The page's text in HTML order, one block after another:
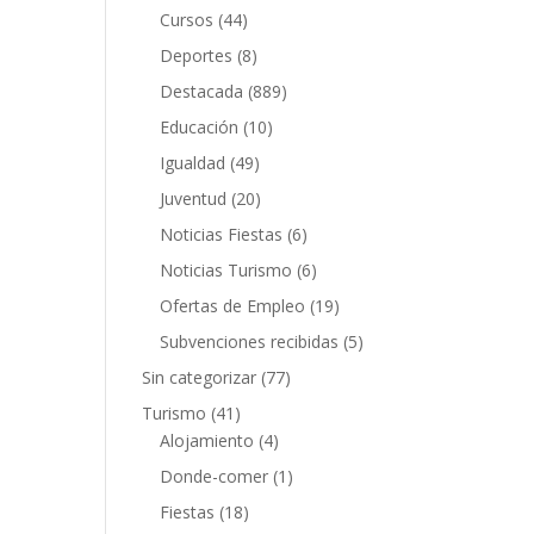
Cursos (44)
Deportes (8)
Destacada (889)
Educación (10)
Igualdad (49)
Juventud (20)
Noticias Fiestas (6)
Noticias Turismo (6)
Ofertas de Empleo (19)
Subvenciones recibidas (5)
Sin categorizar (77)
Turismo (41)
Alojamiento (4)
Donde-comer (1)
Fiestas (18)